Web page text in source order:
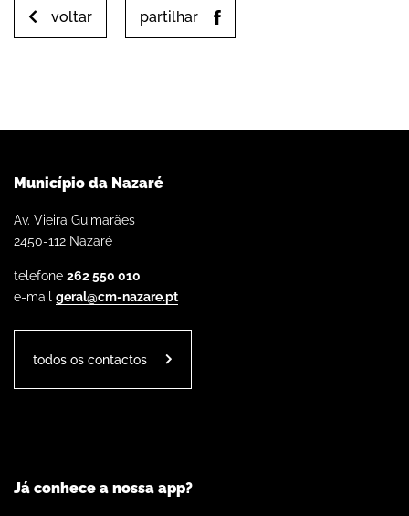
voltar partilhar
Município da Nazaré
Av. Vieira Guimarães
2450-112 Nazaré
telefone 262 550 010
e-mail geral@cm-nazare.pt
todos os contactos
Já conhece a nossa app?